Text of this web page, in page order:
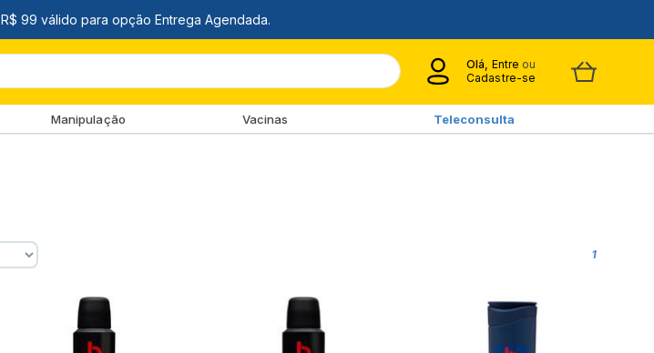
Olá, Entre ou
Cadastre-se
Manipulação Vacinas Teleconsulta
1